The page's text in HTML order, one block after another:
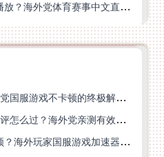
在香港看抖音世界杯无法播放？海外党体育赛事中文直播终极指南
在英国打激战2卡吗？海外党国服游戏不卡顿的终极解决方案
放开那三国3海外加速器测评怎么过？海外党亲测有效的国服游戏加速指南
英国怎么玩巅峰战舰不卡顿？海外玩家国服游戏加速器终极指南